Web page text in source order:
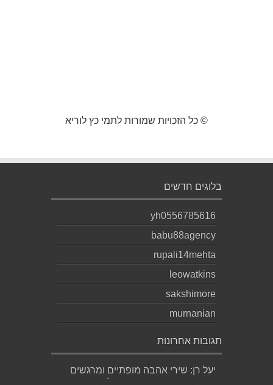
© כל הזכויות שמורות לתמי כץ לוריא
בלוגים חדשים
yh0556785616
babu88agency
rupali14mehta
leowatkins
sakshimore
murnanian
תגובות אחרונות
יעל רן: שירי אהבה מופתיים ומרגשים
עד מאוד כפי שרק גד יודע לכתוב